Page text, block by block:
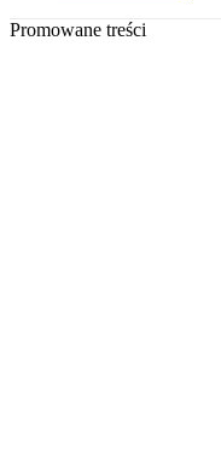
Promowane treści